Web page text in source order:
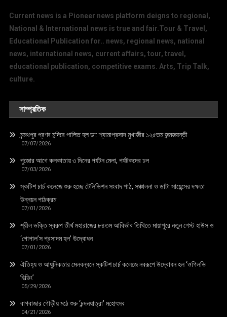
Current news is a Pioneer news platform deigns to regional,
National & International news is true and fair.Tour & Travel,
Educational Publication for.. news, regional news, national
news, international news, current affairs, tour, travel,
educational publication, competitive exams. Arts, Trip Talk,
culture.
সাম্প্রতিক
মন্মথপুর প্রণব মন্দিরে পালিত হল ডা: শ্যামাপ্রসাদ মুখার্জীর ১২৫তম জন্মজয়ন্তী
07/07/2026
পুজোর আগে কলকাতায় ৩ দিনের পর্যটন মেলা, পর্যটকদের ঢল
07/03/2026
স্কটিশ চার্চ কলেজে শুরু হচ্ছে টেলিভিশন সংবাদ পাঠ, সঞ্চালনা ও ডাটা সায়েন্সের দক্ষতা
উন্নয়ন পাঠক্রম
07/01/2026
শ্রীল ভক্তি স্বরুপ তীর্থ মহারাজের ৮৪তম আবির্ভাব তিথিতে মায়াপুরে নতুন গেস্ট হাউস ও
‘গোপাল’স প্রসাদম হল’ উদ্বোধন
07/01/2026
ঐতিহ্য ও আধুনিকতার মেলবন্ধনে স্কটিশ চার্চ কলেজে নবরূপে উদ্বোধন হল ‘ওগিলভি
বিল্ডিং’
05/29/2026
বাগবাজার গৌড়ীয় মঠে শুরু ‘চন্দনযাত্রা’ মহোৎসব
04/21/2026